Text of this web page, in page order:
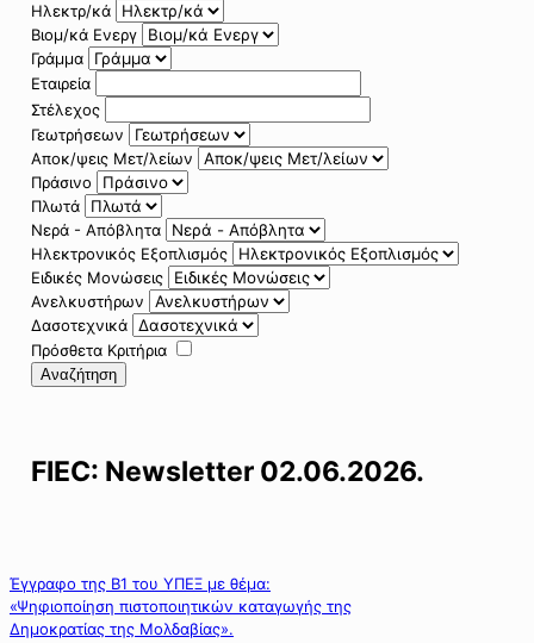
Ηλεκτρ/κά
Βιομ/κά Ενεργ
Γράμμα
Εταιρεία
Στέλεχος
Γεωτρήσεων
Αποκ/ψεις Μετ/λείων
Πράσινο
Πλωτά
Νερά - Απόβλητα
Ηλεκτρονικός Εξοπλισμός
Ειδικές Μονώσεις
Ανελκυστήρων
Δασοτεχνικά
Πρόσθετα Κριτήρια
Αναζήτηση
FIEC: Newsletter 02.06.2026.
Έγγραφο της Β1 του ΥΠΕΞ με θέμα:
«Ψηφιοποίηση πιστοποιητικών καταγωγής της
Δημοκρατίας της Μολδαβίας».